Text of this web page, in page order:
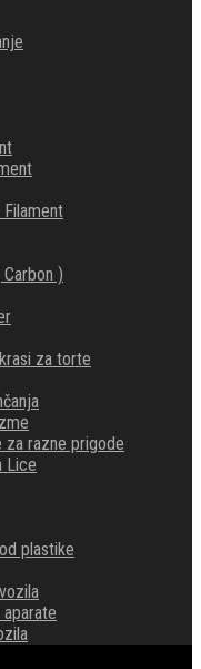
)
za torte
razne prigode
Lice
plastike